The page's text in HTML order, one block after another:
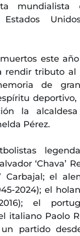
mundialista
Estados
este año
rendir tributo al
de
deportivo,
la
Pérez.
‘Chava’
Carbajal; el
2024); el
el
italiano Paolo
un partido